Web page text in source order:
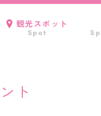
観光スポット
Spot
ト